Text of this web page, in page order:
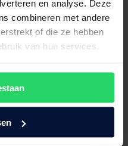
en analyse. Deze
combineren met andere
of die ze hebben
van hun services.